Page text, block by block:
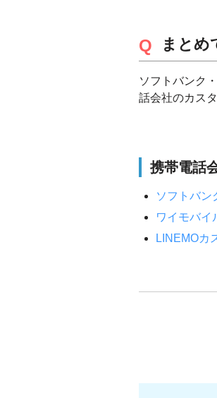
まとめ
ソフトバンク
話会社のカス
携帯電話
ソフトバン
ワイモバイ
LINEMOカ